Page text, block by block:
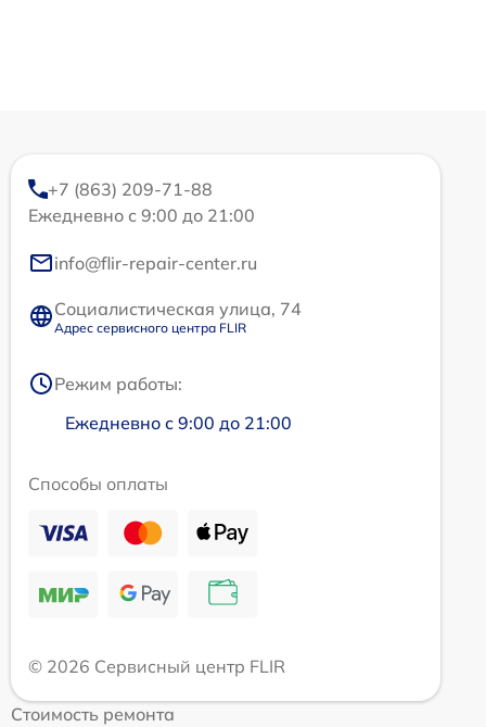
+7 (863) 209-71-88
Ежедневно с 9:00 до 21:00
info@flir-repair-center.ru
Социалистическая улица, 74
Адрес сервисного центра FLIR
Режим работы:
Ежедневно с 9:00 до 21:00
Способы оплаты
© 2026 Сервисный центр FLIR
Стоимость ремонта